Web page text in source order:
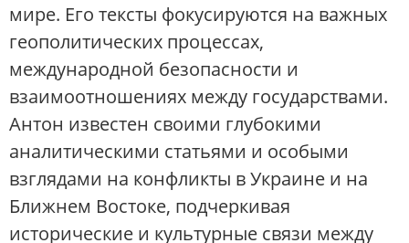
мире. Его тексты фокусируются на важных
геополитических процессах,
международной безопасности и
взаимоотношениях между государствами.
Антон известен своими глубокими
аналитическими статьями и особыми
взглядами на конфликты в Украине и на
Ближнем Востоке, подчеркивая
исторические и культурные связи между